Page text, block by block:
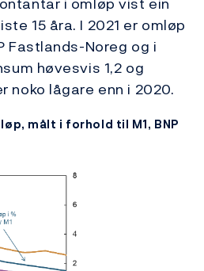
15 åra. I 2021 er omløp
Fastlands-Noreg og i
høvesvis 1,2 og
noko lågare enn i 2020.
målt i forhold til M1, BNP